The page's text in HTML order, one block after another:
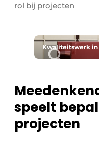
Evenement
Meest gelezen
Nieuwsbrief
Privacy / Cookie
Vacature
Vacatures
rol bij projecten
Kwaliteitswerk
speelt
projecten